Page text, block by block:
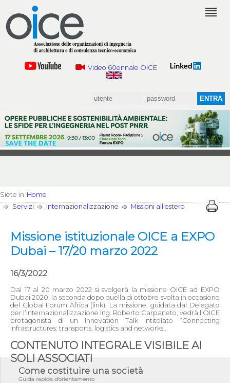
Video 60ennale OICE
Siete in Home
Servizi
Internazionalizzazione Missioni all'estero
Missione istituzionale OICE a EXPO
Dubai – 17/20 marzo 2022
16/3/2022
Dal 17 al 20 marzo 2022 si svolgerà la missione OICE ad EXPO
Dubai 2020, la seconda dopo quella di ottobre svolta in occasione
del Global Forum Africa (link). La missione, guidata dal Delegato
per l’Internazionalizzazione Ing. Roberto Carpaneto, vedrà l’OICE
protagonista di un Innovation Talk intitolato “Connecting
Infrastructures: transports, logistics and networks...
CONTENUTO INTEGRALE VISIBILE AI
SOLI ASSOCIATI
Come costituire una società
Guida rapida d'orientamento